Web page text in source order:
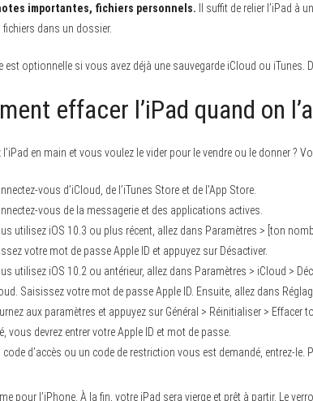
importantes, fichiers personnels. Il suffit de relier l’iPad à
dans un dossier.
est optionnelle si vous avez déjà une sauvegarde iCloud ou iTunes.
effacer l’iPad quand on
en main et vous voulez le vider pour le vendre ou le donner ?
vous d’iCloud, de l’iTunes Store et de l’App Store.
vous de la messagerie et des applications actives.
utilisez iOS 10.3 ou plus récent, allez dans Paramètres > [ton
votre mot de passe Apple ID et appuyez sur Désactiver.
utilisez iOS 10.2 ou antérieur, allez dans Paramètres > iCloud >
Saisissez votre mot de passe Apple ID. Ensuite, allez dans
aux paramètres et appuyez sur Général > Réinitialiser >
vous devrez entrer votre Apple ID et mot de passe.
code d’accès ou un code de restriction vous est demandé, entrez-
pour l’iPhone. À la fin, votre iPad sera vierge et prêt à partir. Le